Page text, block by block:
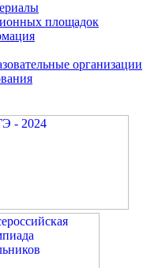
площадок
организации